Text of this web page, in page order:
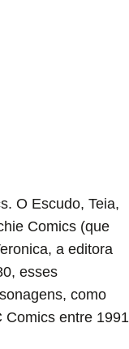
O Escudo, Teia,
Comics (que
a editora
esses
como
Comics entre 1991